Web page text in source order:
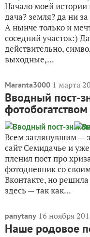
Начало моей
дача? земля? да ни
А нынче только и
соседний участок:)
действительно,
выходные,...
Maranta3000 1 марта
Вводный пост-
Всем заглянувшим —
сайт Семидачье и
пленил пост про
фотодневник со
Вконтакте, но
здесь — так как...
panytany 16 ноября
Наше родовое